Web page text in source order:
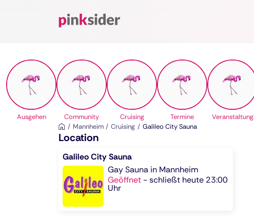
Pinksider
Ausgehen Community Cruising Termine
Veranstaltung
Mannheim
Cruising Galileo City Sauna
Location
Galileo City Sauna
Gay Sauna in Mannheim
Geöffnet -schließt heute 23:00
Uhr